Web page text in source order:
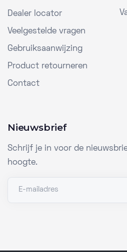
Dealer locator
Veelgestelde vragen
Gebruiksaanwijzing
Product retourneren
Contact
Nieuwsbrief
Schrijf je in voor de
hoogte.
E-mailadres